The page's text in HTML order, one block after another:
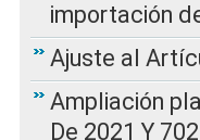
importación
Ajuste al
Ampliación
De 2021 Y